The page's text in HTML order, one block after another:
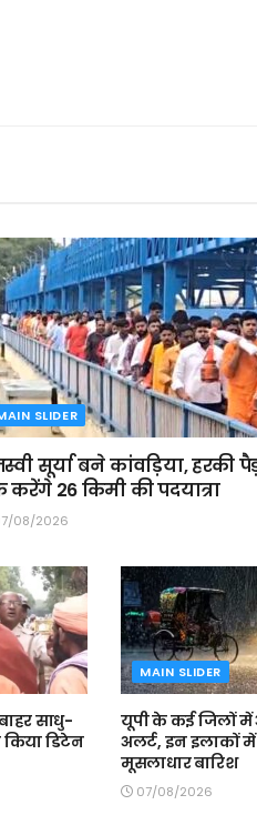
SLIDER
सूर्या बने कांवड़िया, हरकी
26 किमी की पदयात्रा
08/2026
साधु-
डिटेन
MAIN SLIDER
यूपी के कई जिलों
अलर्ट, इन इलाकों
मूसलाधार बारिश
07/08/2026